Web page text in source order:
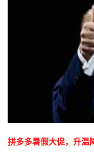
拼多多暑假大促，升温